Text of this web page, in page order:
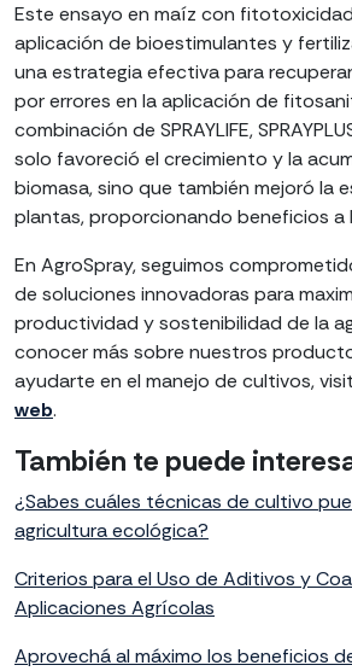
Este ensayo en maíz con
aplicación de bioestimulantes y
una estrategia efectiva para
por errores en la aplicación de
combinación de SPRAYLIFE,
solo favoreció el crecimiento y la
biomasa, sino que también mejoró la
plantas, proporcionando beneficios a
En AgroSpray, seguimos
de soluciones innovadoras para
productividad y sostenibilidad de la
conocer más sobre nuestros
ayudarte en el manejo de cultivos,
web.
También te puede
¿Sabes cuáles técnicas de cultivo
agricultura ecológica?
Criterios para el Uso de Aditivos y
Aplicaciones Agrícolas
Aprovechá al máximo los beneficios